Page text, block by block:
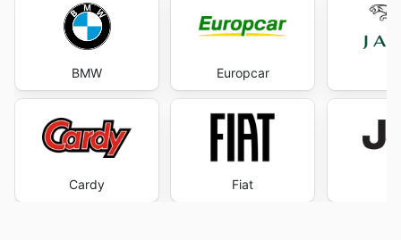
BMW
Cardy
Europcar
Fiat